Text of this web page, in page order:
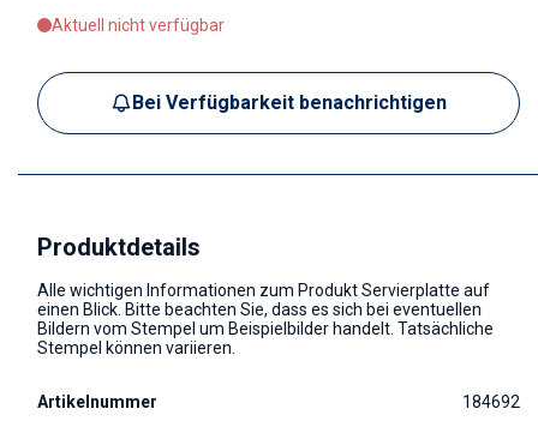
Aktuell nicht verfügbar
Bei Verfügbarkeit benachrichtigen
Produktdetails
Alle wichtigen Informationen zum Produkt Servierplatte auf
einen Blick. Bitte beachten Sie, dass es sich bei eventuellen
Bildern vom Stempel um Beispielbilder handelt. Tatsächliche
Stempel können variieren.
Artikelnummer 184692